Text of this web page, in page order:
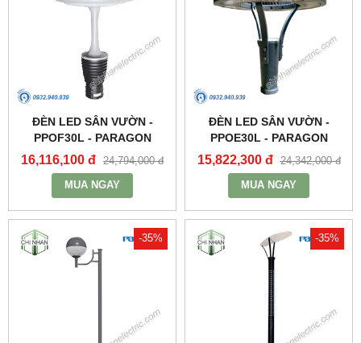
ĐÈN LED SÂN VƯỜN -
PPOF30L - PARAGON
16,116,100 đ 24,794,000 đ
MUA NGAY
ĐÈN LED SÂN VƯỜN -
PPOE30L - PARAGON
15,822,300 đ 24,342,000 đ
MUA NGAY
-35% -35%